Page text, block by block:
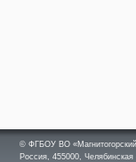
© ФГБОУ ВО «Магнитогорский
Россия, 455000,